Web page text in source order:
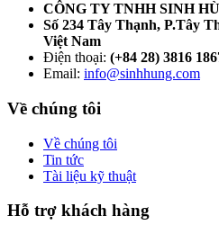
CÔNG TY TNHH SINH
Số 234 Tây Thạnh, P.Tây
Việt Nam
Điện thoại: (+84 28) 3816
Email: info@sinhhung.com
Về chúng tôi
Về chúng tôi
Tin tức
Tài liệu kỹ thuật
Hỗ trợ khách hàng